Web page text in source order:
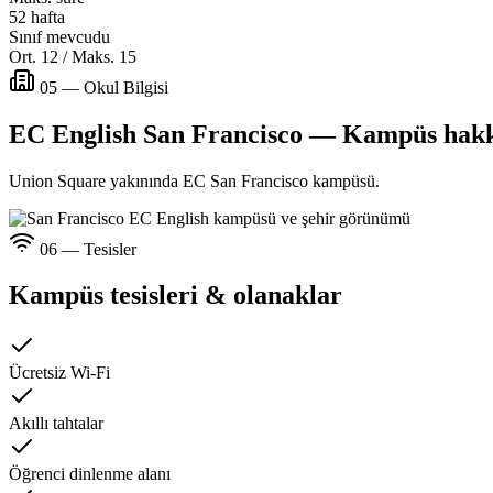
52 hafta
Sınıf mevcudu
Ort. 12 / Maks. 15
05 — Okul Bilgisi
EC English San Francisco — Kampüs
Union Square yakınında EC San Francisco kampüsü.
06 — Tesisler
Kampüs tesisleri & olanaklar
Ücretsiz Wi-Fi
Akıllı tahtalar
Öğrenci dinlenme alanı